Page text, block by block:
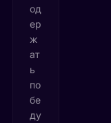
од
ер
ж
ат
ь
по
бе
ду